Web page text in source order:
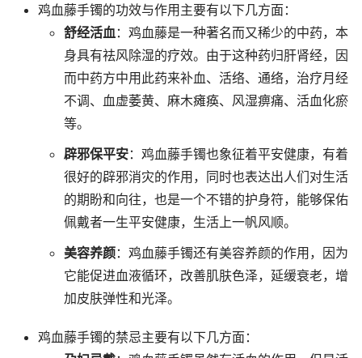
鸡血藤手镯的功效与作用主要有以下几方面：
舒经活血 ：鸡血藤是一种著名而又稀少的中药，本
身具有祛风除湿的疗效。由于这种药归肝肾经，因
而中药方中用此药来补血、活络、通络，治疗月经
不调、血虚萎黄、麻木瘫痪、风湿痹痛、活血化瘀
等。
辟邪保平安：鸡血藤手镯也象征着平安健康，有着
很好的辟邪消灾的作用，同时也表达出人们对生活
的期盼和向往，也是一个不错的护身符，能够保佑
佩戴者一生平安健康，生活上一帆风顺。
美容养颜：鸡血藤手镯还有美容养颜的作用，因为
它能促进血液循环，改善肌肤色泽，延缓衰老，增
加皮肤弹性和光泽。
鸡血藤手镯的禁忌主要有以下几方面：